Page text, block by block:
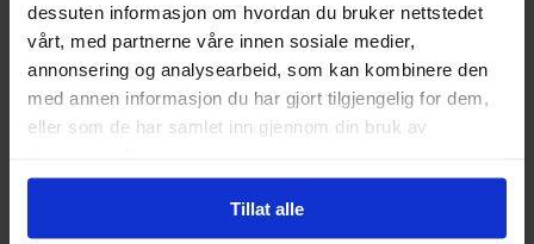
dessuten informasjon om hvordan du bruker nettstedet
vårt, med partnerne våre innen sosiale medier,
annonsering og analysearbeid, som kan kombinere den
med annen informasjon du har gjort tilgjengelig for dem,
eller som de har samlet inn gjennom din bruk av
Tillat alle
Lanseringsdato
(dd.mm.yyyy)
24.04.2018
Volum
13
Aldersgruppe
UngdomogVoksen
Illustrasjoner
Illustrations throughout
Paperback